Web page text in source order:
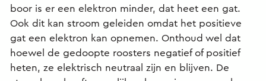
boor is er een elektron minder, dat heet een gat.
Ook dit kan stroom geleiden omdat het positieve
gat een elektron kan opnemen. Onthoud wel dat
hoewel de gedoopte roosters negatief of positief
heten, ze elektrisch neutraal zijn en blijven. De